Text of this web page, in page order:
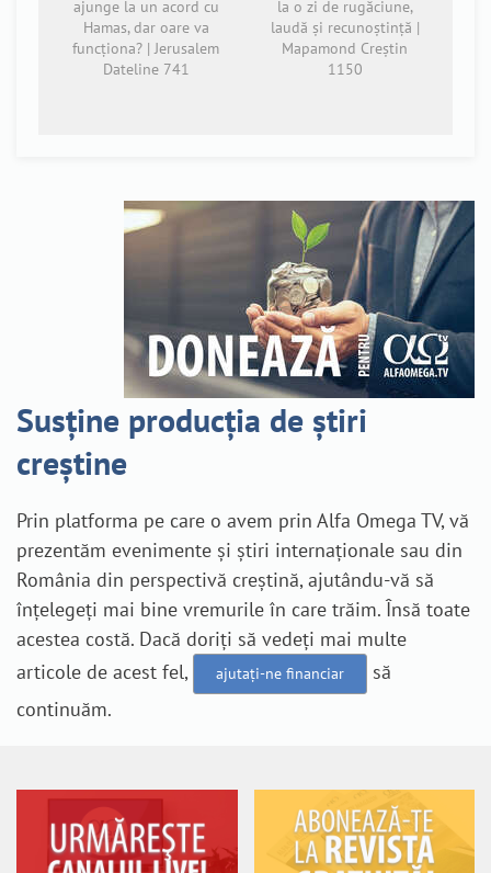
ajunge la un acord cu
Hamas, dar oare va
funcționa? | Jerusalem
Dateline 741
la o zi de rugăciune,
laudă și recunoștință |
Mapamond Creștin
1150
Susține producția de știri
creștine
Prin platforma pe care o avem prin Alfa Omega TV, vă
prezentăm evenimente și știri internaționale sau din
România din perspectivă creștină, ajutându-vă să
înțelegeți mai bine vremurile în care trăim. Însă toate
acestea costă. Dacă doriți să vedeți mai multe
articole de acest fel,
ajutați-ne financiar
să
continuăm.